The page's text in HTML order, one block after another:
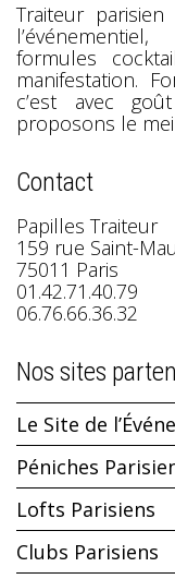
Traiteur
formules
manifestation.
c’est avec
proposons le
Contact
Papilles Traiteur
159 rue Saint-
75011 Paris
01.42.71.40.79
06.76.66.36.32
Nos sites
Le Site de
Péniches
Lofts Parisiens
Clubs Parisiens